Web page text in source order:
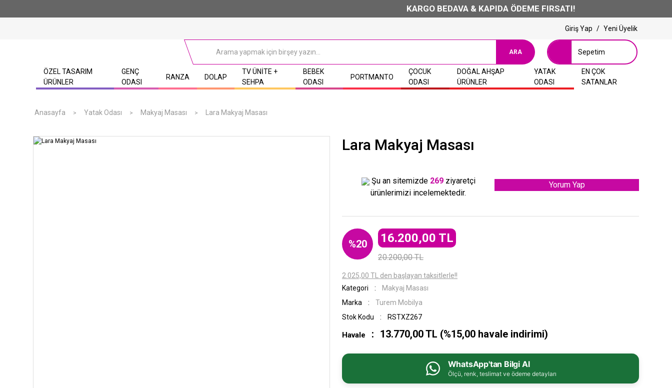
KARGO BEDAVA & KAPIDA ÖDEME FIRSATI!
Giriş Yap / Yeni Üyelik
ARA Sepetim
ÖZEL TASARIM
ÜRÜNLER
GENÇ
ODASI
RANZA DOLAP
TV ÜNITE +
SEHPA
BEBEK
ODASI
PORTMANTO
ÇOCUK
ODASI
DOĞAL AHŞAP
ÜRÜNLER
YATAK
ODASI
EN ÇOK
SATANLAR
Anasayfa Yatak Odası Makyaj Masası Lara Makyaj Masası
Lara Makyaj Masası
Şu an sitemizde 269 ziyaretçi
ürünlerimizi incelemektedir.
Yorum Yap
%20 16.200,00 TL
20.200,00 TL
2.025,00 TL den başlayan taksitlerle!!
Kategori
Makyaj Masası
Marka
Turem Mobilya
Stok Kodu
RSTXZ267
Havale 13.770,00 TL (%15,00 havale indirimi)
WhatsApp'tan Bilgi Al
Ölçü, renk, teslimat ve ödeme detayları